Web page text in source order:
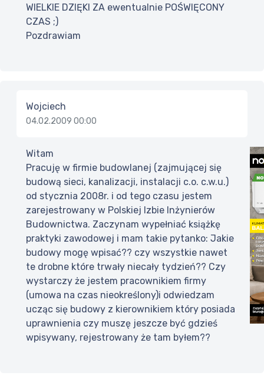
WIELKIE DZIĘKI ZA ewentualnie POŚWIĘCONY
CZAS ;)
Pozdrawiam
Wojciech
04.02.2009 00:00
Witam
Pracuję w firmie budowlanej (zajmującej się
budową sieci, kanalizacji, instalacji c.o. c.w.u.)
od stycznia 2008r. i od tego czasu jestem
zarejestrowany w Polskiej Izbie Inżynierów
Budownictwa. Zaczynam wypełniać książkę
praktyki zawodowej i mam takie pytanko: Jakie
budowy mogę wpisać?? czy wszystkie nawet
te drobne które trwały niecały tydzień?? Czy
wystarczy że jestem pracownikiem firmy
(umowa na czas nieokreślony)i odwiedzam
ucząc się budowy z kierownikiem który posiada
uprawnienia czy muszę jeszcze być gdzieś
wpisywany, rejestrowany że tam byłem??